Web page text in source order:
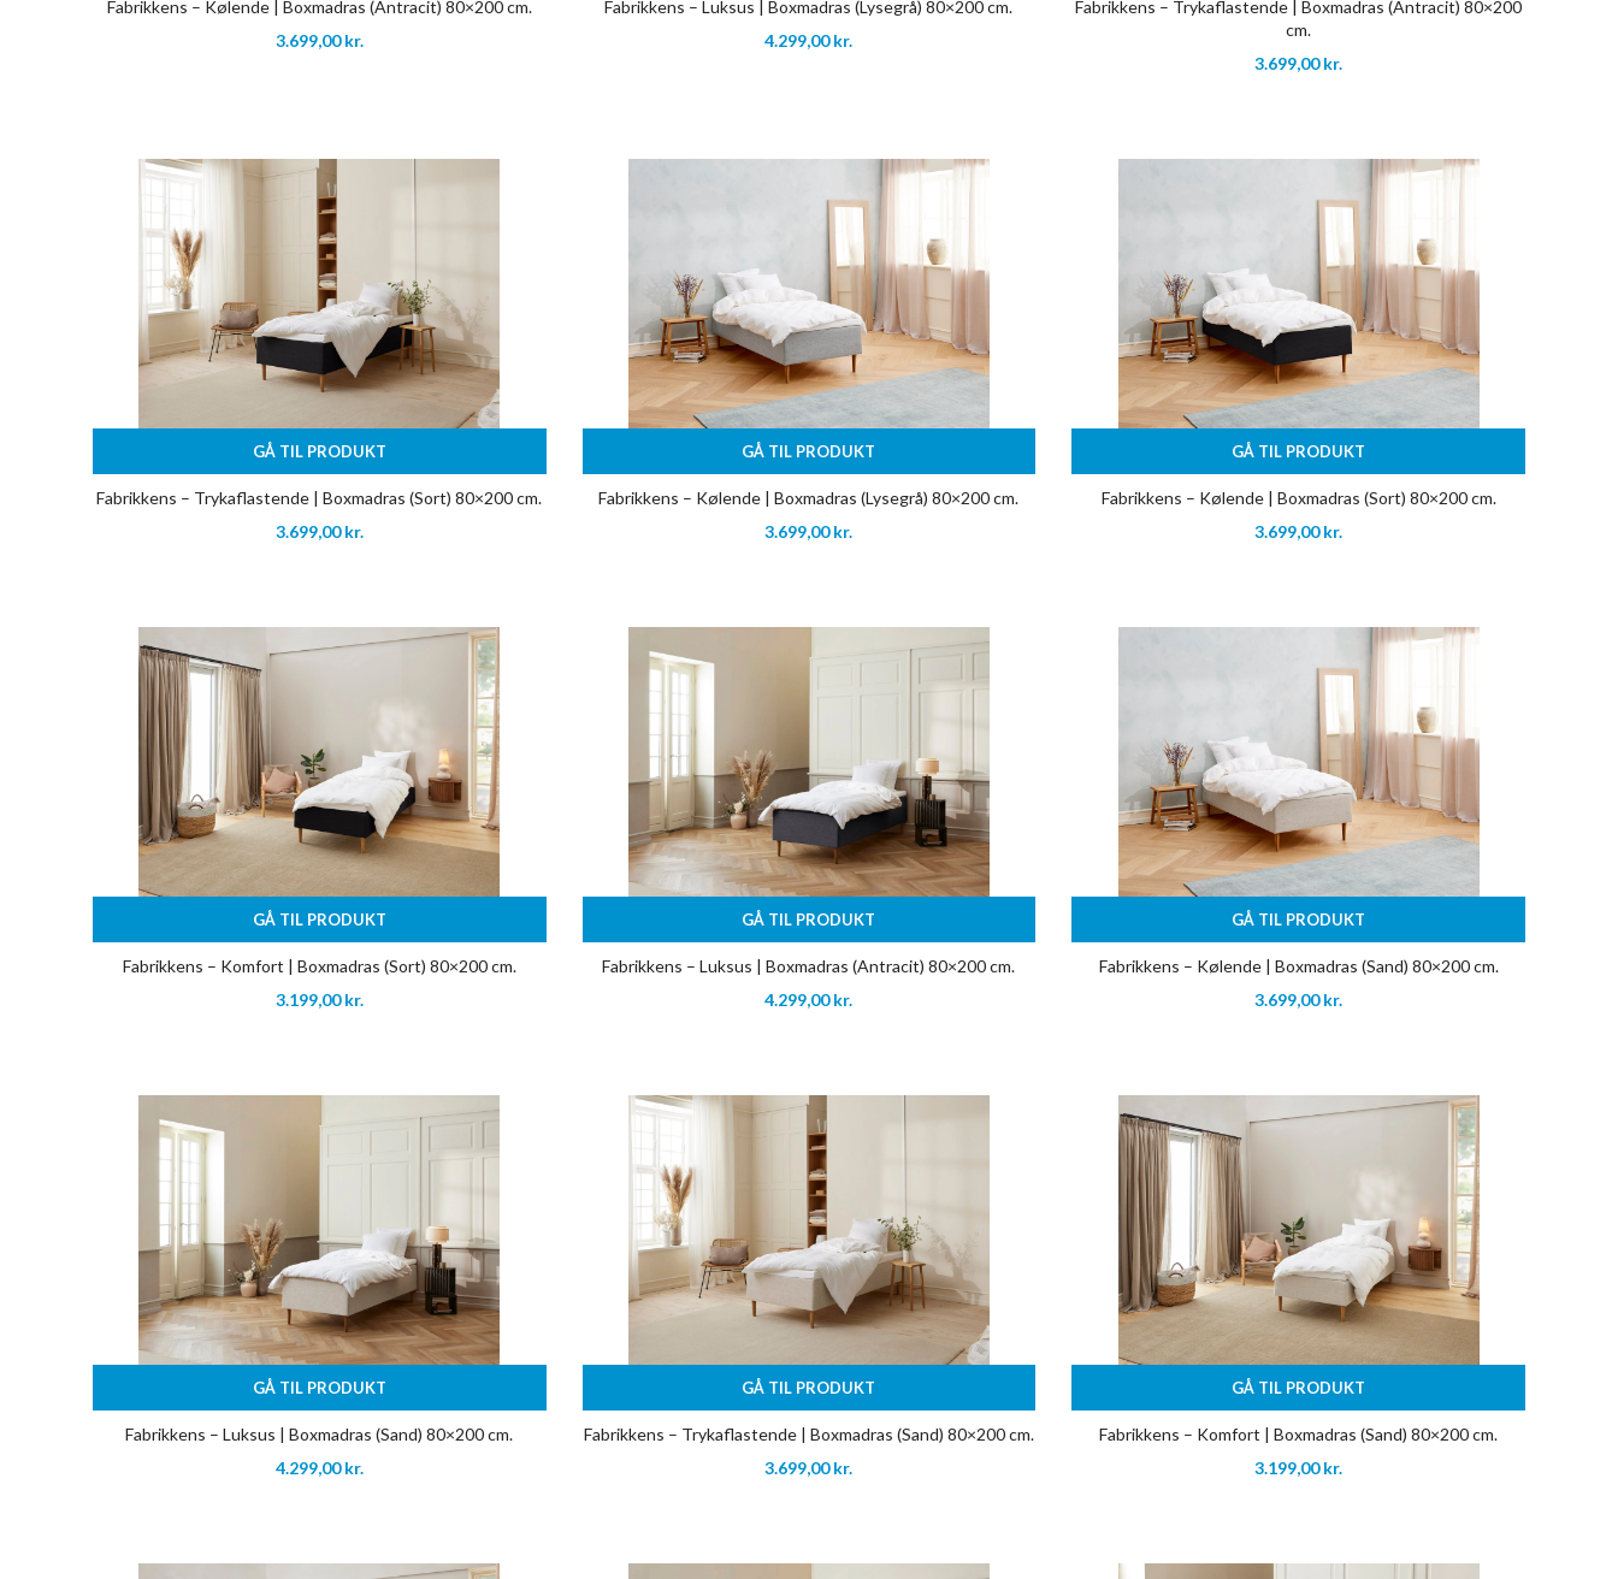
Fabrikkens – Kølende | Boxmadras (Antracit) 80×200 cm.
3.699,00kr.
Fabrikkens – Luksus | Boxmadras (Lysegrå) 80×200 cm.
4.299,00kr.
Fabrikkens – Trykaflastende | Boxmadras (Antracit) 80×200
cm.
3.699,00kr.
GÅ TIL PRODUKT
Fabrikkens – Trykaflastende | Boxmadras (Sort) 80×200 cm.
3.699,00kr.
GÅ TIL PRODUKT
Fabrikkens – Kølende | Boxmadras (Lysegrå) 80×200 cm.
3.699,00kr.
GÅ TIL PRODUKT
Fabrikkens – Kølende | Boxmadras (Sort) 80×200 cm.
3.699,00kr.
GÅ TIL PRODUKT
Fabrikkens – Komfort | Boxmadras (Sort) 80×200 cm.
3.199,00kr.
GÅ TIL PRODUKT
Fabrikkens – Luksus | Boxmadras (Antracit) 80×200 cm.
4.299,00kr.
GÅ TIL PRODUKT
Fabrikkens – Kølende | Boxmadras (Sand) 80×200 cm.
3.699,00kr.
GÅ TIL PRODUKT
Fabrikkens – Luksus | Boxmadras (Sand) 80×200 cm.
4.299,00kr.
GÅ TIL PRODUKT
Fabrikkens – Trykaflastende | Boxmadras (Sand) 80×200 cm.
3.699,00kr.
GÅ TIL PRODUKT
Fabrikkens – Komfort | Boxmadras (Sand) 80×200 cm.
3.199,00kr.